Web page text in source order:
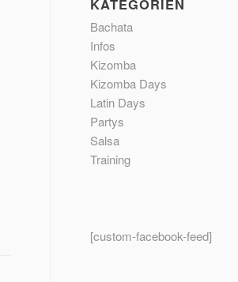
KATEGORIEN
Bachata
Infos
Kizomba
Kizomba Days
Latin Days
Partys
Salsa
Training
[custom-facebook-feed]